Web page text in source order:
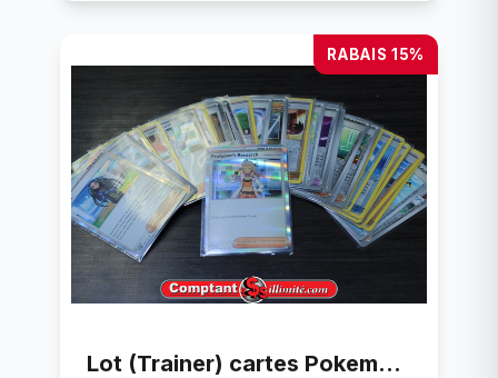
RABAIS 15%
Lot (Trainer) cartes Pokemon (38)